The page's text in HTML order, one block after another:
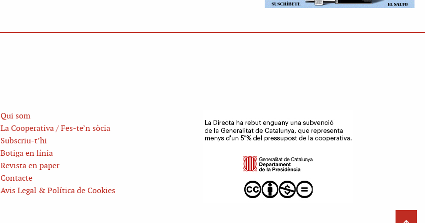
Qui som
La Cooperativa / Fes-te’n sòcia
Subscriu-t’hi
Botiga en línia
Revista en paper
Contacte
Avis Legal & Política de Cookies